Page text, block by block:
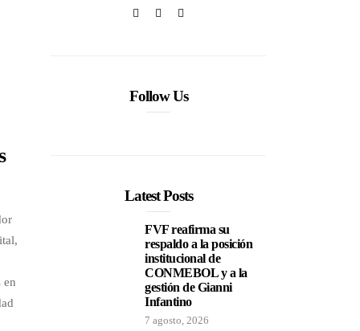
en
Follow Us
Latest Posts
FVF reafirma su
respaldo a la posición
institucional de
CONMEBOL y a la
gestión de Gianni
Infantino
7 agosto, 2026